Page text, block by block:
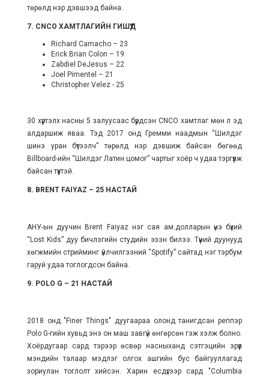
төрөлд нэр дэвшээд байна.
7. CNCO ХАМТЛАГИЙН ГИШҮҮД
Richard Camacho – 23
Erick Brian Colon – 19
Zabdiel DeJesus – 22
Joel Pimentel – 21
Christopher Velez - 25
30 хүртэлх насны 5 залуусаас бүрдсэн CNCO хамтлаг мөн л эд
алдаршиж яваа. Тэд 2017 онд Гремми наадмын “Шилдэг
шинэ уран бүтээлч” төрөлд нэр дэвшиж байсан бөгөөд
Billboard-ийн “Шилдэг Латин цомог” чартыг хоёр ч удаа тэргүүлж
байсан түүхтэй.
8. BRENT FAIYAZ – 25 НАСТАЙ
АНУ-ын дуучин Brent Faiyaz нэг сая ам.долларын үнэ бүхий
“Lost Kids” дуу бичлэгийн студийн эзэн билээ. Түүний дуунууд
хөгжмийн стрийминг үйлчилгээний “Spotify” сайтад нэг тэрбум
гаруй удаа тоглогдсон байна.
9. POLO G – 21 НАСТАЙ
2018 онд "Finer Things" дуугаараа олонд танигдсан реппэр
Polo G-гийн хувьд энэ он маш завгүй өнгөрсөн гэж хэлж болно.
Хоёрдугаар сард тэрээр өсвөр насныханд сэтгэцийн эрүүл
мэндийн талаар мэдлэг олгох ашгийн бус байгууллагад
зориулан тоглолт хийсэн. Харин есдүгээр сард "Columbia